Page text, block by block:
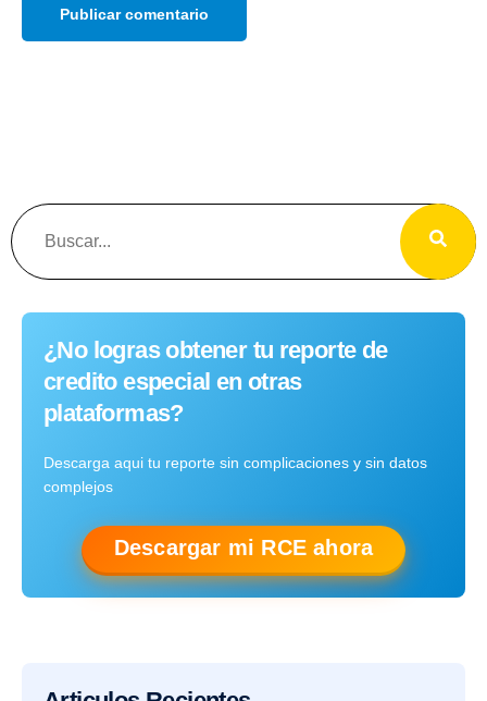
¿No logras obtener tu reporte de
credito especial en otras
plataformas?
Descarga aqui tu reporte sin complicaciones y sin datos
complejos
Descargar mi RCE ahora